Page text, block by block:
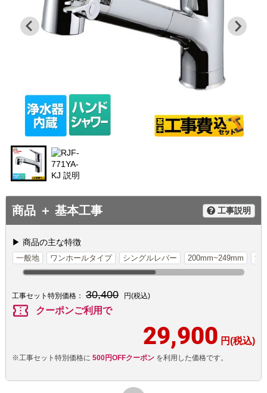
商品 ＋ 基本工事 工事説明
▶ 商品の主な特徴
一般地 ワンホールタイプ シングルレバー 200mm~249mm 浄
工事セット特別価格： 30,400 円(税込)
confirmation_number クーポンご利用で
29,900 円(税込)
※工事セット特別価格に 500円OFFクーポンを利用した価格です。